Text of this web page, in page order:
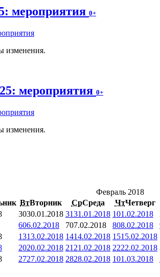
мероприятия 0+
изменения.
мероприятия 0+
изменения.
Февраль 2018
ВтВторник СрСреда ЧтЧетверг
3030.01.2018 3131.01.2018 101.02.2018
606.02.2018 707.02.2018 808.02.2018
1313.02.2018 1414.02.2018 1515.02.2018
2020.02.2018 21 21.02.2018 2222.02.2018
2727.02.2018 2828.02.2018 101.03.2018